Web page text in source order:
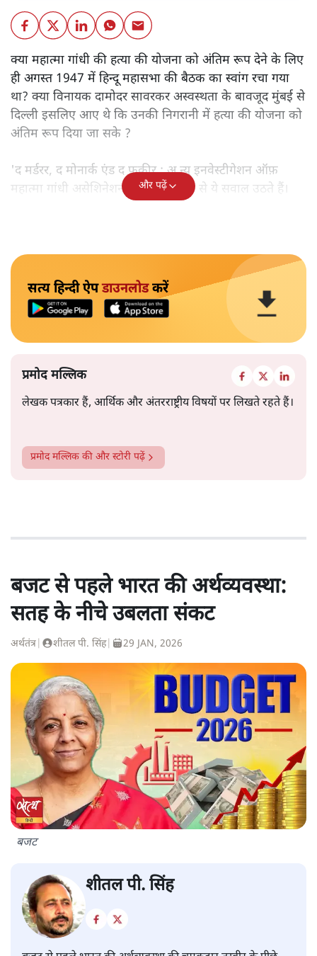
क्या महात्मा गांधी की हत्या की योजना को अंतिम रूप देने के लिए
ही अगस्त 1947 में हिन्दू महासभा की बैठक का स्वांग रचा गया
था? क्या विनायक दामोदर सावरकर अस्वस्थता के बावजूद मुंबई से
दिल्ली इसलिए आए थे कि उनकी निगरानी में हत्या की योजना को
अंतिम रूप दिया जा सके ?
'द मर्डरर, द मोनार्क एंड द फ़कीर : अ न्यू इनवेस्टीगेशन ऑफ़
महात्मा गांधी असेशिनेशन' नामक किताब से ये सवाल उठते हैं।
और पढ़ें
सत्य हिन्दी ऐपडाउनलोडकरें
प्रमोद मल्लिक
लेखक पत्रकार हैं, आर्थिक और अंतरराष्ट्रीय विषयों पर लिखते रहते हैं।
प्रमोद मल्लिक की और स्टोरी पढ़ें
बजट से पहले भारत की अर्थव्यवस्था:
सतह के नीचे उबलता संकट
अर्थतंत्र शीतल पी. सिंह| 29 JAN, 2026
बजट
शीतल पी. सिंह